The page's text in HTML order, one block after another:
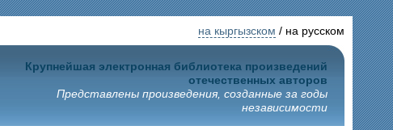
на кыргызском / на русском
Крупнейшая электронная библиотека произведений
отечественных авторов
Представлены произведения, созданные за годы
независимости